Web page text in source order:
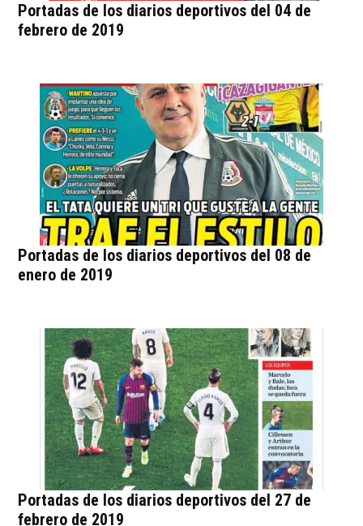
Portadas de los diarios deportivos del 04 de
febrero de 2019
Portadas de los diarios deportivos del 08 de
enero de 2019
Portadas de los diarios deportivos del 27 de
febrero de 2019